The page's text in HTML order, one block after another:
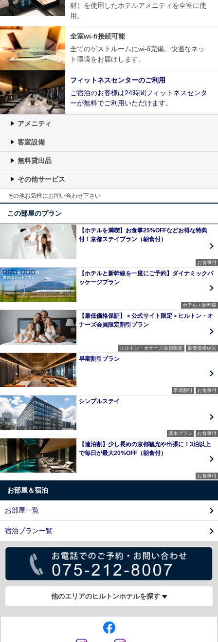
材）を使用したホテルアメニティを全室に使
用。
全室wi-fi接続可能
全てのゲストルームにwi-fi完備。快適なネッ
ト環境をお届けします。
フィットネスセンターのご利用
ご宿泊のお客様は24時間フィットネスセンタ
ーが無料でご利用いただけます。
アメニティ
客室設備
無料貸出品
その他サービス
その他お気軽にお問い合わせ下さい
この部屋のプラン
【ホテルを満喫】お食事25%OFFなどお得な特典
付！京都ステイプラン（朝食付）
お食事付
【ホテルと新幹線を一度にご予約】ダイナミックパ
ッケージプラン
ホテル＋新幹線
【最低価格保証】＜公式サイト限定＞ヒルトン・オ
ナーズ会員限定割引プラン
ヒルトン・オナーズ会員限定 最低価格保証
早期割引プラン
早期割引 お食事付
シンプルステイ
基本プラン お食事付
【連泊割】少し長めの京都観光や出張に！3泊以上
で毎日が最大20%OFF（朝食付）
お食事付
お部屋＆宿泊
お部屋一覧
宿泊プラン一覧
他のエリアのヒルトンホテルを探す